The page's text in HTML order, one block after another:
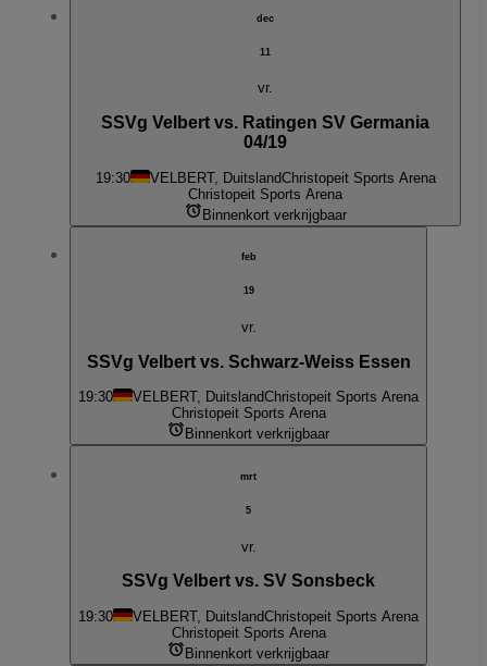
dec
11
vr.
SSVg Velbert vs. Ratingen SV Germania
04/19
19:30 VELBERT, DuitslandChristopeit Sports Arena
Christopeit Sports Arena
Binnenkort verkrijgbaar
feb
19
vr.
SSVg Velbert vs. Schwarz-Weiss Essen
19:30 VELBERT, DuitslandChristopeit Sports Arena
Christopeit Sports Arena
Binnenkort verkrijgbaar
mrt
5
vr.
SSVg Velbert vs. SV Sonsbeck
19:30 VELBERT, DuitslandChristopeit Sports Arena
Christopeit Sports Arena
Binnenkort verkrijgbaar